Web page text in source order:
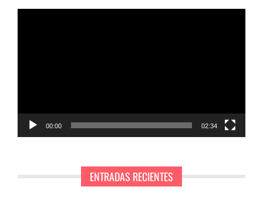
00:00 02:34
ENTRADAS RECIENTES